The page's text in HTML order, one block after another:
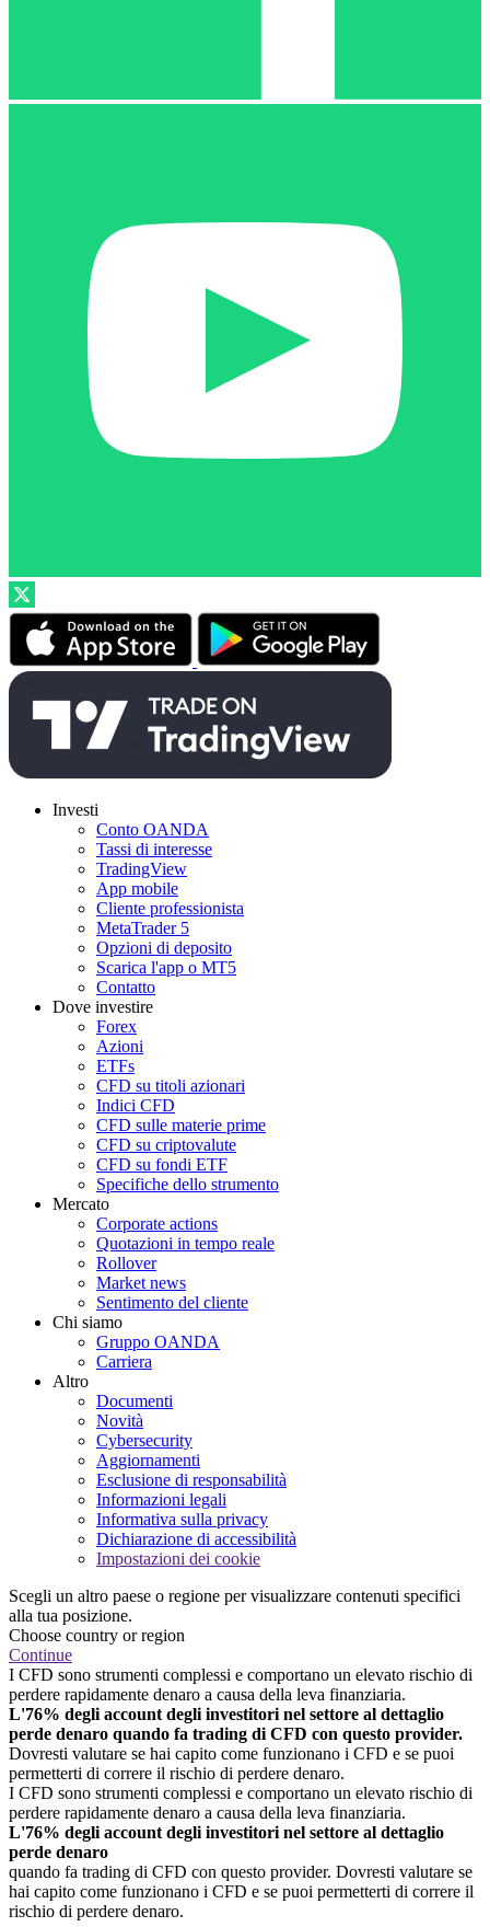
Investi
Conto OANDA
Tassi di interesse
TradingView
App mobile
Cliente professionista
MetaTrader 5
Opzioni di deposito
Scarica l'app o MT5
Contatto
Dove investire
Forex
Azioni
ETFs
CFD su titoli azionari
Indici CFD
CFD sulle materie prime
CFD su criptovalute
CFD su fondi ETF
Specifiche dello strumento
Mercato
Corporate actions
Quotazioni in tempo reale
Rollover
Market news
Sentimento del cliente
Chi siamo
Gruppo OANDA
Carriera
Altro
Documenti
Novità
Cybersecurity
Aggiornamenti
Esclusione di responsabilità
Informazioni legali
Informativa sulla privacy
Dichiarazione di accessibilità
Impostazioni dei cookie
Scegli un altro paese o regione per visualizzare contenuti specifici
alla tua posizione.
Choose country or region
Continue
I CFD sono strumenti complessi e comportano un elevato rischio di
perdere rapidamente denaro a causa della leva finanziaria.
L'76% degli account degli investitori nel settore al dettaglio
perde denaro quando fa trading di CFD con questo provider.
Dovresti valutare se hai capito come funzionano i CFD e se puoi
permetterti di correre il rischio di perdere denaro.
I CFD sono strumenti complessi e comportano un elevato rischio di
perdere rapidamente denaro a causa della leva finanziaria.
L'76% degli account degli investitori nel settore al dettaglio
perde denaro
quando fa trading di CFD con questo provider. Dovresti valutare se
hai capito come funzionano i CFD e se puoi permetterti di correre il
rischio di perdere denaro.